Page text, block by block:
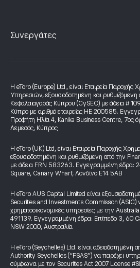
Συνεργάτες
Η eToro (Europe) Ltd., είναι Εταιρεία Παροχής
Υπηρεσιών, εξουσιοδοτημένη και
Κεφαλαιαγοράς Κύπρου (CySEC) με άδεια #
Κύπρο με αριθμό εταιρείας HE 200585.
Προφήτη Ηλία 4, Kanika Business Centre, 7ος
Λεμεσός, Κύπρος
Η eToro (UK) Ltd, είναι Εταιρεία Παροχής
εξουσιοδοτημένη και ρυθμιζόμενη από την
με άδεια FRN 583263. Εγγεγραμμένη έδρα:
Square, Canary Wharf, Λονδίνο E14 5AB
Η eToro AUS Capital Limited είναι
Securities and Investments Commission (ASIC)
χρηματοοικονομικές υπηρεσίες με την
491139. Εγγεγραμμένη έδρα: Επίπεδο 3, 60
NSW 2000, Αυστραλία
Η eToro (Seychelles) Ltd. είναι αδειοδοτημένη
Authority Seychelles (“FSAS”) να παρέχει
σύμφωνα με τον Securities Act 2007 License